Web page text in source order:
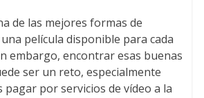
de las mejores formas de
película disponible para cada
embargo, encontrar esas buenas
ser un reto, especialmente
pagar por servicios de vídeo a la